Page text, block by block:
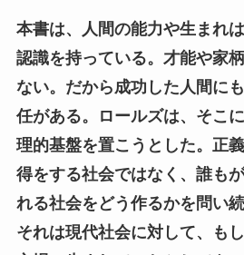
本書は、人間の能力や生まれ
認識を持っている。才能や家
ない。だから成功した人間に
任がある。ロールズは、そこ
理的基盤を置こうとした。正
得をする社会ではなく、誰も
れる社会をどう作るかを問い
それは現代社会に対して、も